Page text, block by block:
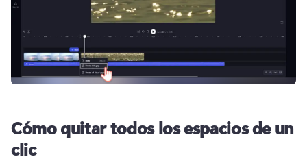
Cómo quitar todos los espacios de un
clic